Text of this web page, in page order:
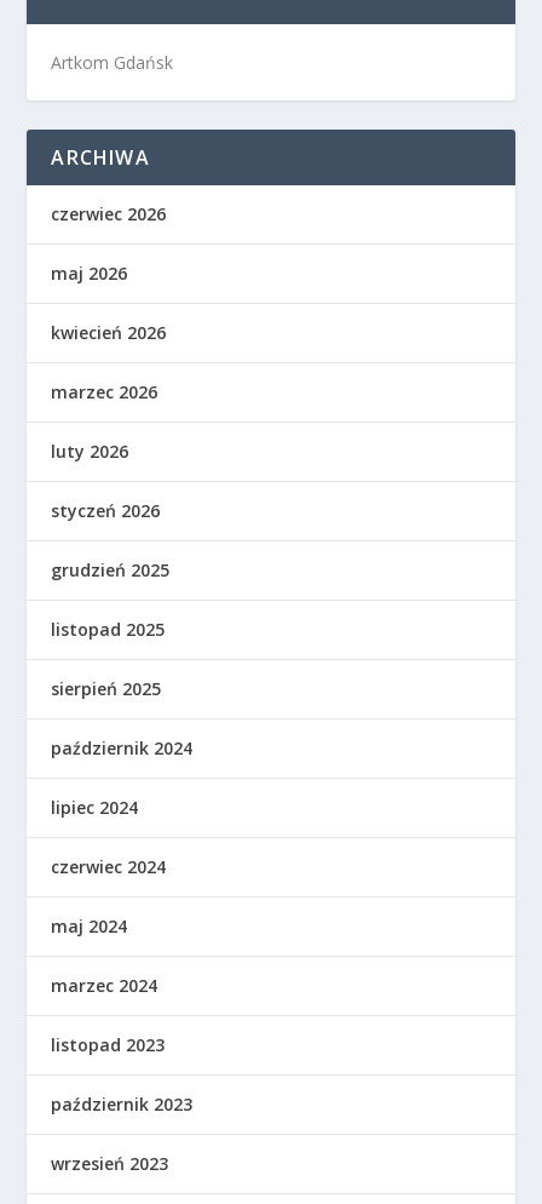
Artkom Gdańsk
ARCHIWA
czerwiec 2026
maj 2026
kwiecień 2026
marzec 2026
luty 2026
styczeń 2026
grudzień 2025
listopad 2025
sierpień 2025
październik 2024
lipiec 2024
czerwiec 2024
maj 2024
marzec 2024
listopad 2023
październik 2023
wrzesień 2023